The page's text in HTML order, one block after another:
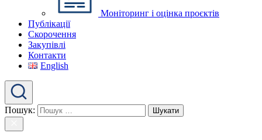
Моніторинг і оцінка проєктів
Публікації
Скорочення
Закупівлі
Контакти
English
Пошук: